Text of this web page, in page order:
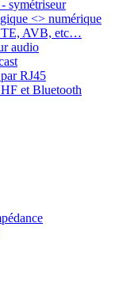
symétriseur
<> numérique
AVB, etc…
audio
RJ45
et Bluetooth